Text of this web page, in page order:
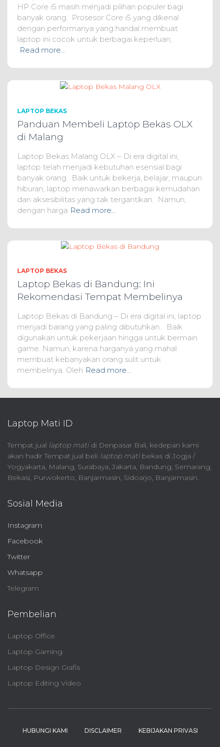
HP Core i5 masih menjadi pilihan populer bagi
banyak orang. Prosesor Core i5 yang dikenal
dengan performanya yang handal membuat
laptop ini cocok untuk berbagai keperluan,
Read more…
LAPTOP BEKAS
Panduan Membeli Laptop Bekas OLX
di Malang
Laptop Bekas Malang OLX – Di era digital ini,
laptop telah menjadi kebutuhan esensial bagi
banyak orang. Baik untuk bekerja, belajar, maupun
hiburan, laptop menawarkan berbagai kemudahan
dan aksesibilitas yang tak tergantikan. Namun,
dengan harga Read more…
LAPTOP BEKAS
Laptop Bekas di Bandung: Ini
Rekomendasi Tempat Membelinya
Laptop Bekas di Bandung – Di era digital ini, laptop
menjadi barang yang paling dibutuhkan.. Baik
digunakan untuk pekerjaan hingga untuk bermain
game. Namun, karena harganya yang mahal
membuat kebanyakan orang sulit untuk
membelinya. Oleh Read more…
Laptop Mati ID
Tempat jual laptop matidi Denpasar Bali, kedepan kami
akan hadir Tempat jual beli laptop matibekas di Jogja /
Yogyakarta, Malang, Surabaya, Jakarta, Bandung, Semarang,
Bekasi, Purwokerto, Banjarmasin, Sidoarjo, Banjarmasin.
Sosial Media
Instagram
Facebook
Twitter
Whatsapp
Telegram
Pembelian
Laptop Office
Laptop Gaming
Laptop Design Grafis
Laptop Editing Video
HUBUNGI KAMI DISCLAIMER KEBIJAKAN PRIVASI